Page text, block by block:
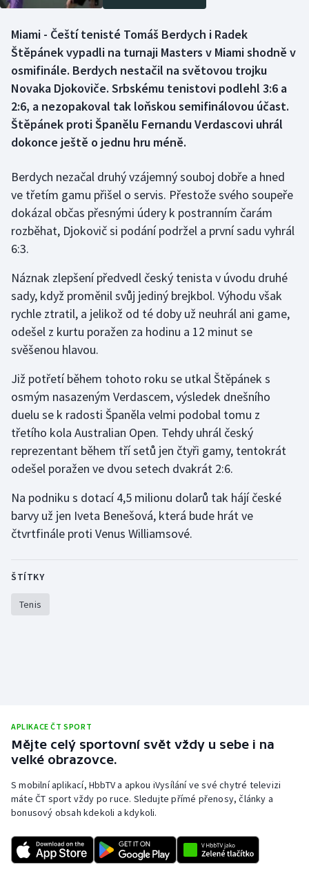
Boby a skeleton
Box
Curling
Dostihy
Florbal
Futsal
Golf
Gymnastika
Házená
Jezdectví
Judo
Krasobruslení
Lezení
Lyže a snowboard
Moderní pětiboj
Motorsport
Olympijské hry
Parasport
Plavání
Rychlostní kanoistika
Sportovní střelba
Stolní tenis
AZ kvíz
Miami - Čeští tenisté Tomáš Berdych i Radek
Štěpánek vypadli na turnaji Masters v Miami shodně v
osmifinále. Berdych nestačil na světovou trojku
Novaka Djokoviče. Srbskému tenistovi podlehl 3:6 a
2:6, a nezopakoval tak loňskou semifinálovou účast.
Štěpánek proti Španělu Fernandu Verdascovi uhrál
dokonce ještě o jednu hru méně.
Berdych nezačal druhý vzájemný souboj dobře a hned
ve třetím gamu přišel o servis. Přestože svého soupeře
dokázal občas přesnými údery k postranním čarám
rozběhat, Djokovič si podání podržel a první sadu vyhrál
6:3.
Náznak zlepšení předvedl český tenista v úvodu druhé
sady, když proměnil svůj jediný brejkbol. Výhodu však
rychle ztratil, a jelikož od té doby už neuhrál ani game,
odešel z kurtu poražen za hodinu a 12 minut se
svěšenou hlavou.
Již potřetí během tohoto roku se utkal Štěpánek s
osmým nasazeným Verdascem, výsledek dnešního
duelu se k radosti Španěla velmi podobal tomu z
třetího kola Australian Open. Tehdy uhrál český
reprezentant během tří setů jen čtyři gamy, tentokrát
odešel poražen ve dvou setech dvakrát 2:6.
Na podniku s dotací 4,5 milionu dolarů tak hájí české
barvy už jen Iveta Benešová, která bude hrát ve
čtvrtfinále proti Venus Williamsové.
ŠTÍTKY
Tenis
APLIKACE ČT SPORT
Mějte celý sportovní svět vždy u sebe i na
velké obrazovce.
S mobilní aplikací, HbbTV a apkou iVysílání ve své chytré televizi
máte ČT sport vždy po ruce. Sledujte přímé přenosy, články a
bonusový obsah kdekoli a kdykoli.